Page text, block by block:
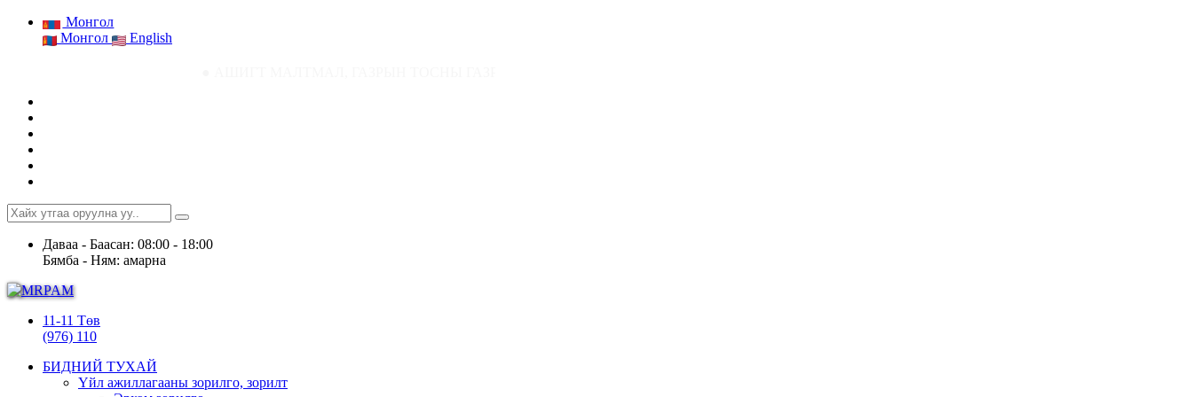
Монгол
Монгол
English
Даваа - Баасан: 08:00 - 18:00
Бямба - Ням: амарна
11-11 Төв
(976) 110
БИДНИЙ ТУХАЙ
Үйл ажиллагааны зорилго, зорилт